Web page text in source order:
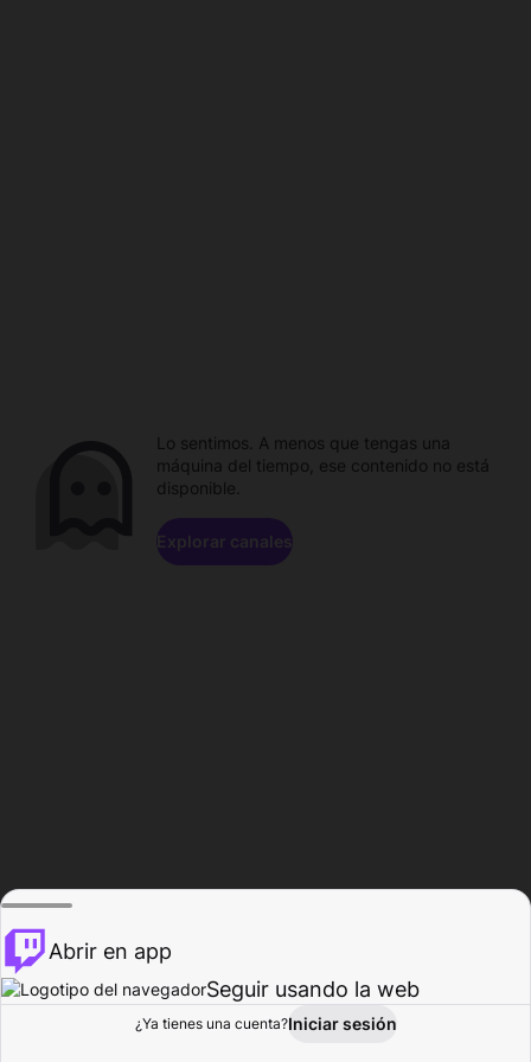
Explorar Actividad
Lo sentimos. A menos que tengas una
máquina del tiempo, ese contenido no está
disponible.
Explorar canales
Abrir en app
Seguir usando la web
¿Ya tienes una cuenta?Iniciar sesión